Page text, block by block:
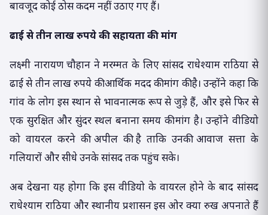
बावजूद कोई ठोस कदम नहीं उठाए गए हैं।
ढाई से तीन लाख रुपये की सहायता की मांग
लक्ष्मी नारायण चौहान ने मरम्मत के लिए सांसद राधेश्याम राठिया से
ढाई से तीन लाख रुपये की आर्थिक मदद की मांग की है। उन्होंने कहा कि
गांव के लोग इस स्थान से भावनात्मक रूप से जुड़े हैं, और इसे फिर से
एक सुरक्षित और सुंदर स्थल बनाना समय की मांग है। उन्होंने वीडियो
को वायरल करने की अपील की है ताकि उनकी आवाज सत्ता के
गलियारों और सीधे उनके सांसद तक पहुंच सके।
अब देखना यह होगा कि इस वीडियो के वायरल होने के बाद सांसद
राधेश्याम राठिया और स्थानीय प्रशासन इस ओर क्या रुख अपनाते हैं